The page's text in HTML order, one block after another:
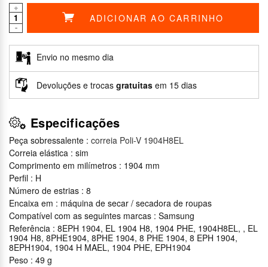
+
-
ADICIONAR AO CARRINHO
Envio no mesmo dia
Devoluções e trocas gratuitas em 15 dias
Especificações
Peça sobressalente : correia Poli-V 1904H8EL
Correia elástica : sim
Comprimento em milímetros : 1904 mm
Perfil : H
Número de estrias : 8
Encaixa em : máquina de secar / secadora de roupas
Compatível com as seguintes marcas : Samsung
Referência : 8EPH 1904, EL 1904 H8, 1904 PHE, 1904H8EL, , EL
1904 H8, 8PHE1904, 8PHE 1904, 8 PHE 1904, 8 EPH 1904,
8EPH1904, 1904 H MAEL, 1904 PHE, EPH1904
Peso : 49 g